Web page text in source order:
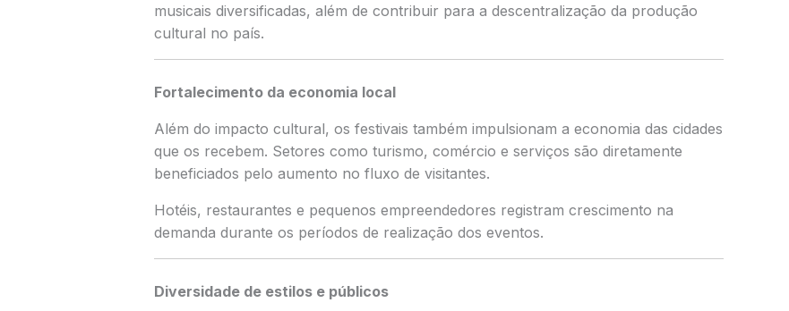
musicais diversificadas, além de contribuir para a descentralização da produção
cultural no país.
Fortalecimento da economia local
Além do impacto cultural, os festivais também impulsionam a economia das cidades
que os recebem. Setores como turismo, comércio e serviços são diretamente
beneficiados pelo aumento no fluxo de visitantes.
Hotéis, restaurantes e pequenos empreendedores registram crescimento na
demanda durante os períodos de realização dos eventos.
Diversidade de estilos e públicos